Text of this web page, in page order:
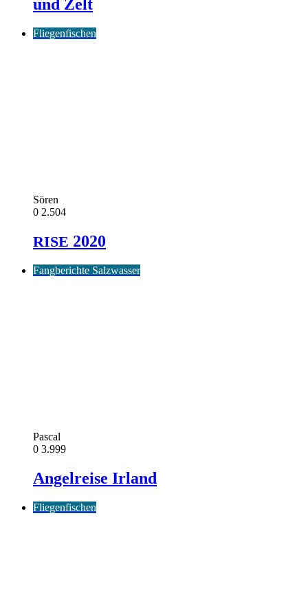
und Zelt
Fliegenfischen
Sören
0 2.504
RISE 2020
Fangberichte Salzwasser
Pascal
0 3.999
Angelreise Irland
Fliegenfischen